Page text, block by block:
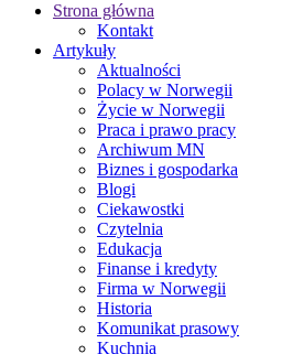
Strona główna
Kontakt
Artykuły
Aktualności
Polacy w Norwegii
Życie w Norwegii
Praca i prawo pracy
Archiwum MN
Biznes i gospodarka
Blogi
Ciekawostki
Czytelnia
Edukacja
Finanse i kredyty
Firma w Norwegii
Historia
Komunikat prasowy
Kuchnia